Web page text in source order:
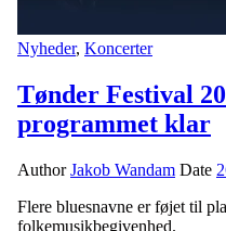
Nyheder, Koncerter
Tønder Festival
programmet klar
AuthorJakob Wandam Date
Flere bluesnavne er føjet til
folkemusikbegivenhed.